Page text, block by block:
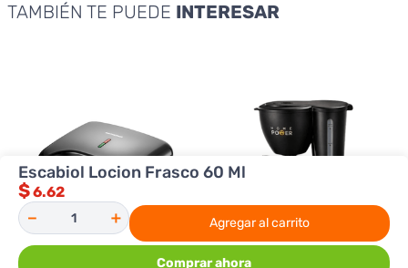
TAMBIÉN TE PUEDE INTERESAR
Escabiol Locion Frasco 60 Ml
$6.62
＋
－ Agregar al carrito
Comprar ahora